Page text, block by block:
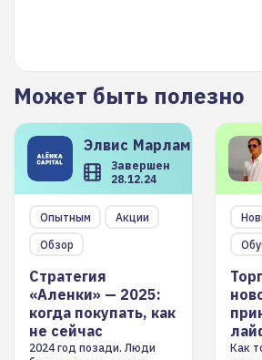
Может быть полезно
Элвис Марламов
Завершен
28.12.24
Опытным
Акции
Обзор
Стратегия
«Аленки» — 2025:
когда покупать, как
не сейчас
2024 год позади. Люди
Как